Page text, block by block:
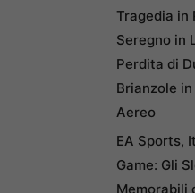
Tragedia in
Seregno in
Perdita di
Brianzole
Aereo
EA Sports,
Game: Gli
Memorabili